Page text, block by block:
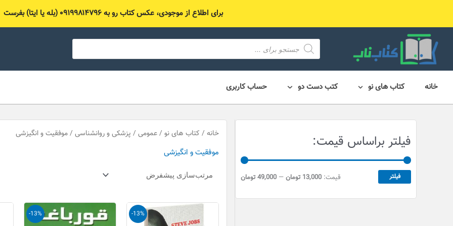
محتوا
برای اطلاع از موجودی، عکس کتاب رو به ۰۹۱۹۹۸۱۴۷۹۶ (بله یا ایتا) بفرست
محصول
search
خانه کتاب های نو کتب دست دو حساب کاربری
فیلتر براساس قیمت:
اا
فیلتر قیمت: 13,000 تومان — 49,000 تومان
خانه / کتاب های نو /عمومی / پزشکی و روانشناسی / موفقیت و انگیزشی
موفقیت و انگیزشی
-13%
قیمت
اصلی
15,000 تومان
قیمت
فعلی
13,000 تومان
-13%
قیمت
اصلی
15,000 تومان
قیمت
فعلی